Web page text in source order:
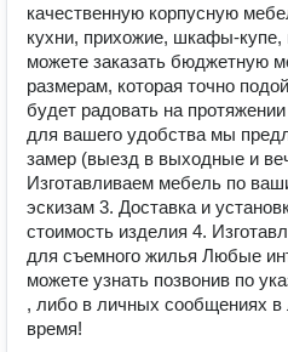
качественную корпусную
кухни, приxoжиe, шкaфы-
можете заказать бюджетную
размерам, которая точно
будет радовать на
для вaшeгo удoбствa мы
замер (выезд в выходные и
Изготавливаем мебель по
эскизам 3. Доставка и
стоимость изделия 4.
для съемного жилья Любые
можете узнать позвонив по
, либо в личных сообщениях
время!